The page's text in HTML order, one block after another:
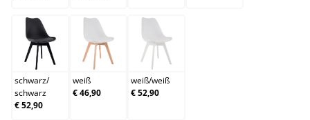
schwarz/schwarz
schwarz/
schwarz
€ 52,90
weiß
weiß
€ 46,90
weiß/weiß
weiß/weiß
€ 52,90